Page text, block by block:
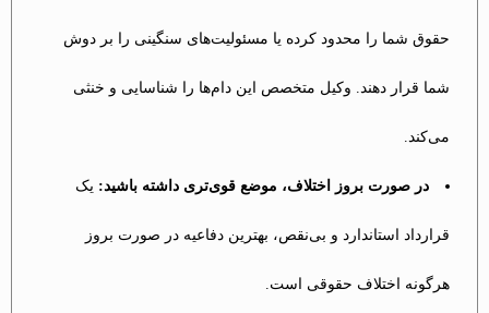
حقوق شما را محدود کرده یا مسئولیت‌های سنگینی را بر دوش
شما قرار دهند. وکیل متخصص این دام‌ها را شناسایی و خنثی
می‌کند.
در صورت بروز اختلاف، موضع قوی‌تری داشته باشید: یک
قرارداد استاندارد و بی‌نقص، بهترین دفاعیه در صورت بروز
هرگونه اختلاف حقوقی است.